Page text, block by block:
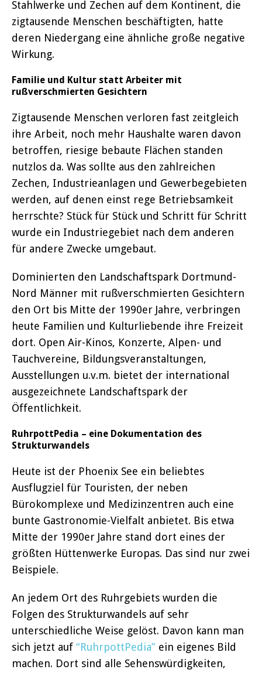
Stahlwerke und Zechen auf dem Kontinent, die
zigtausende Menschen beschäftigten, hatte
deren Niedergang eine ähnliche große negative
Wirkung.
Familie und Kultur statt Arbeiter mit
rußverschmierten Gesichtern
Zigtausende Menschen verloren fast zeitgleich
ihre Arbeit, noch mehr Haushalte waren davon
betroffen, riesige bebaute Flächen standen
nutzlos da. Was sollte aus den zahlreichen
Zechen, Industrieanlagen und Gewerbegebieten
werden, auf denen einst rege Betriebsamkeit
herrschte? Stück für Stück und Schritt für Schritt
wurde ein Industriegebiet nach dem anderen
für andere Zwecke umgebaut.
Dominierten den Landschaftspark Dortmund-
Nord Männer mit rußverschmierten Gesichtern
den Ort bis Mitte der 1990er Jahre, verbringen
heute Familien und Kulturliebende ihre Freizeit
dort. Open Air-Kinos, Konzerte, Alpen- und
Tauchvereine, Bildungsveranstaltungen,
Ausstellungen u.v.m. bietet der international
ausgezeichnete Landschaftspark der
Öffentlichkeit.
RuhrpottPedia – eine Dokumentation des
Strukturwandels
Heute ist der Phoenix See ein beliebtes
Ausflugziel für Touristen, der neben
Bürokomplexe und Medizinzentren auch eine
bunte Gastronomie-Vielfalt anbietet. Bis etwa
Mitte der 1990er Jahre stand dort eines der
größten Hüttenwerke Europas. Das sind nur zwei
Beispiele.
An jedem Ort des Ruhrgebiets wurden die
Folgen des Strukturwandels auf sehr
unterschiedliche Weise gelöst. Davon kann man
sich jetzt auf “RuhrpottPedia” ein eigenes Bild
machen. Dort sind alle Sehenswürdigkeiten,